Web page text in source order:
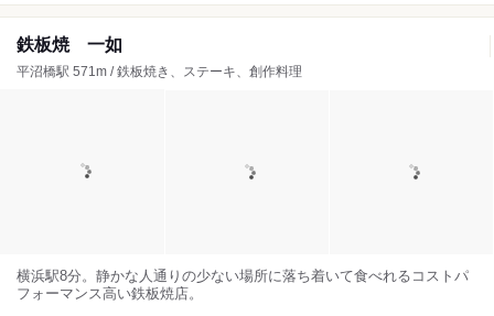
鉄板焼 一如
平沼橋駅 571m / 鉄板焼き、ステーキ、創作料理
横浜駅8分。静かな人通りの少ない場所に落ち着いて食べれるコストパ
フォーマンス高い鉄板焼店。